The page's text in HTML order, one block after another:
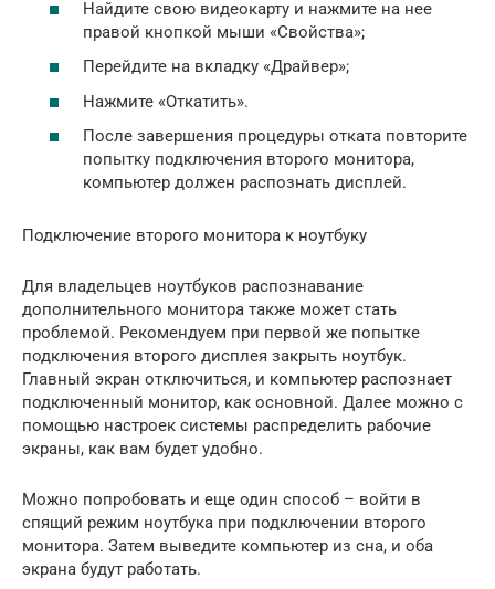
Найдите свою видеокарту и нажмите на нее
правой кнопкой мыши «Свойства»;
Перейдите на вкладку «Драйвер»;
Нажмите «Откатить».
После завершения процедуры отката повторите
попытку подключения второго монитора,
компьютер должен распознать дисплей.
Подключение второго монитора к ноутбуку
Для владельцев ноутбуков распознавание
дополнительного монитора также может стать
проблемой. Рекомендуем при первой же попытке
подключения второго дисплея закрыть ноутбук.
Главный экран отключиться, и компьютер распознает
подключенный монитор, как основной. Далее можно с
помощью настроек системы распределить рабочие
экраны, как вам будет удобно.
Можно попробовать и еще один способ – войти в
спящий режим ноутбука при подключении второго
монитора. Затем выведите компьютер из сна, и оба
экрана будут работать.